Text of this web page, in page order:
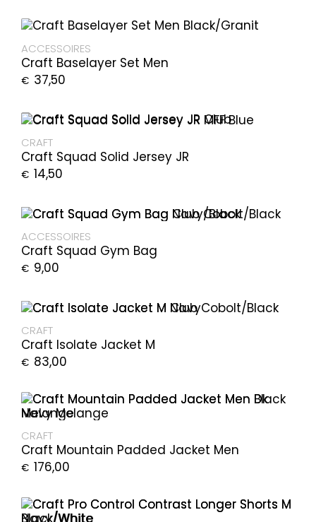
ACCESSOIRES
Craft Baselayer Set Men
€ 37,50
CRAFT
Craft Squad Solid Jersey JR
€ 14,50
ACCESSOIRES
Craft Squad Gym Bag
€ 9,00
CRAFT
Craft Isolate Jacket M
€ 83,00
CRAFT
Craft Mountain Padded Jacket Men
€ 176,00